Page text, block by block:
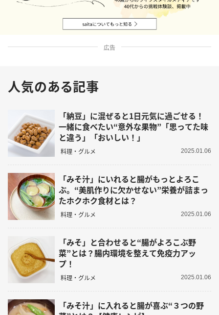
広告
人気のある記事
「納豆」に混ぜると1日元気に過ごせる！
一緒に食べたい“意外な果物”「思ってた味
と違う」「おいしい！」
料理・グルメ 2025.01.06
「みそ汁」にいれると腸がもっとよろこ
ぶ。“美肌作りに欠かせない”栄養が詰まっ
たホクホク食材とは？
料理・グルメ 2025.01.06
「みそ」と合わせると“腸がよろこぶ野
菜”とは？腸内環境を整えて免疫力アッ
プ！
料理・グルメ 2025.01.06
「みそ汁」に入れると腸が喜ぶ“３つの野